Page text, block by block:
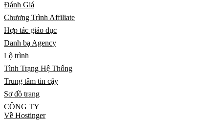
Đánh Giá
Chương Trình Affiliate
Hợp tác giáo dục
Danh bạ Agency
Lộ trình
Tình Trạng Hệ Thống
Trung tâm tin cậy
Sơ đồ trang
CÔNG TY
Về Hostinger